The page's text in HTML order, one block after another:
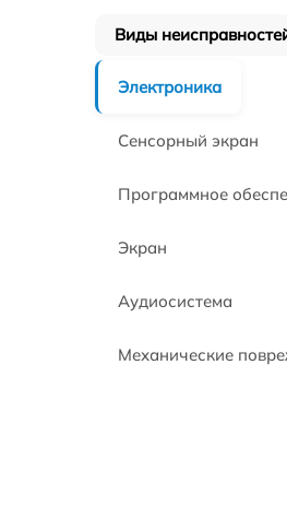
Виды
Электроника
Сенсорный экран
Программное
Экран
Аудиосистема
Механические